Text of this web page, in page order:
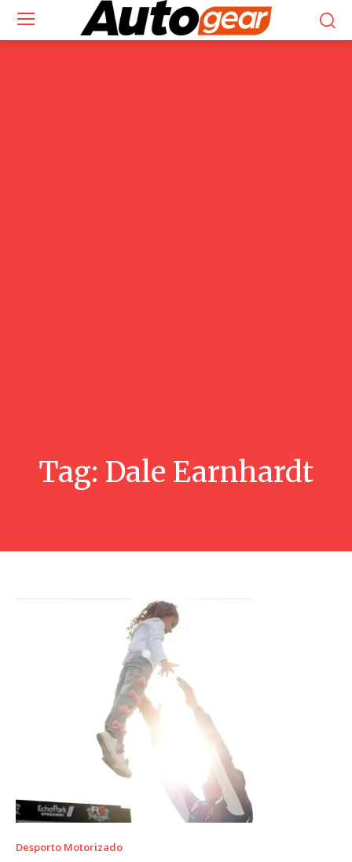
Tag: Dale Earnhardt
Desporto Motorizado